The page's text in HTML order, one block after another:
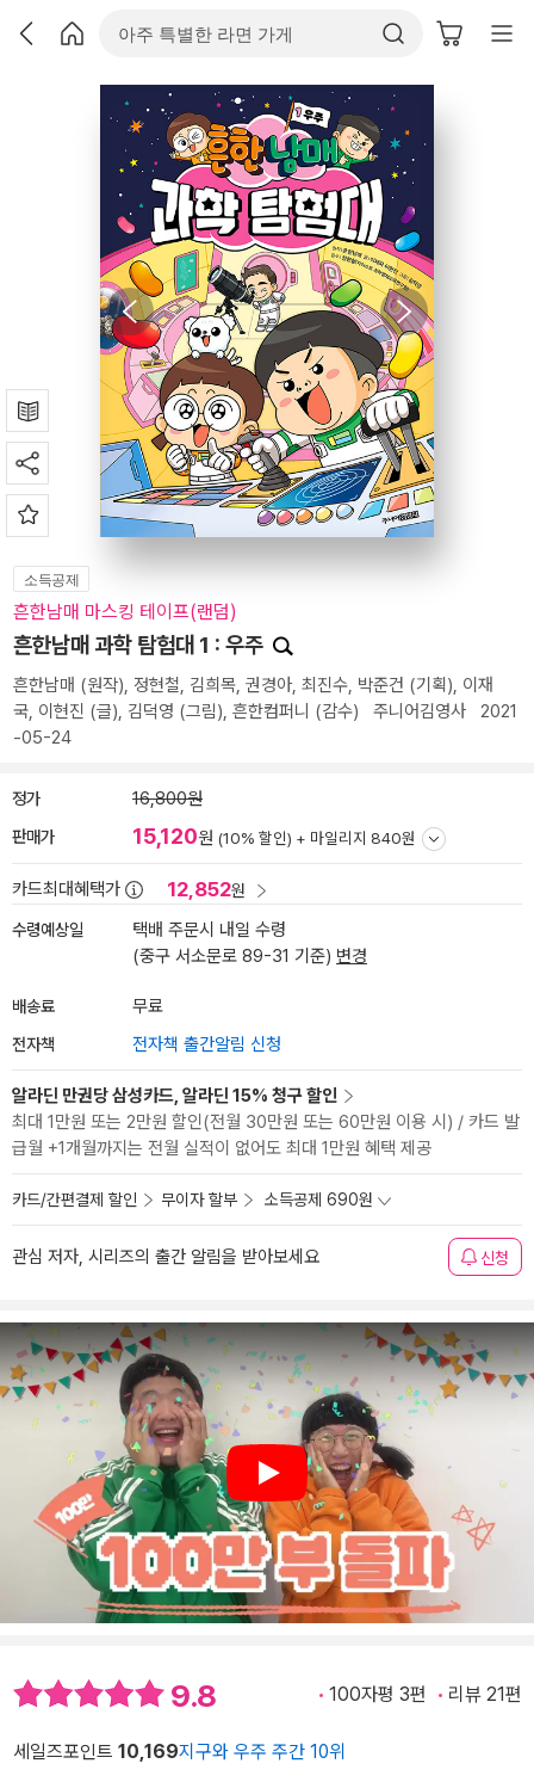
소득공제
흔한남매 마스킹 테이프(랜덤)
흔한남매 과학 탐험대 1 : 우주
흔한남매 (원작), 정현철, 김희목, 권경아, 최진수, 박준건 (기획), 이재
국, 이현진 (글), 김덕영 (그림), 흔한컴퍼니 (감수) 주니어김영사 2021
-05-24
정가 16,800원
판매가 15,120원 (10% 할인) + 마일리지 840원
카드최대혜택가 12,852원
수령예상일
택배 주문시 내일 수령
(중구 서소문로 89-31 기준) 변경
배송료 무료
전자책 전자책 출간알림 신청
알라딘 만권당 삼성카드, 알라딘 15% 청구 할인
최대 1만원 또는 2만원 할인(전월 30만원 또는 60만원 이용 시) / 카드 발
급월 +1개월까지는 전월 실적이 없어도 최대 1만원 혜택 제공
카드/간편결제 할인 무이자 할부 소득공제 690원
관심 저자, 시리즈의 출간 알림을 받아보세요 신청
Play
9.8 100자평 3편 리뷰 21편
세일즈포인트 10,169지구와 우주 주간 10위